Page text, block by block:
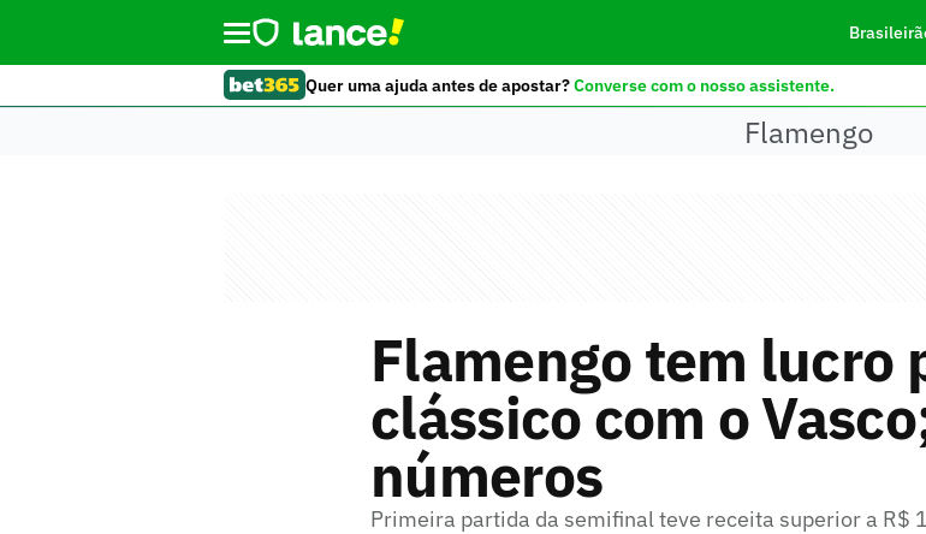
Quer uma ajuda antes de apostar?Converse com o nosso assistente.
Flamengo
Flamengo tem lucro
clássico com o
números
Primeira partida da semifinal teve receita superior a R$